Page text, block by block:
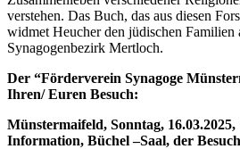
verstehen. Das Buch, das aus diesen
widmet Heucher den jüdischen Familien
Synagogenbezirk Mertloch.
Der “Förderverein Synagoge
Ihren/ Euren Besuch:
Münstermaifeld, Sonntag,
Information, Büchel –Saal, der